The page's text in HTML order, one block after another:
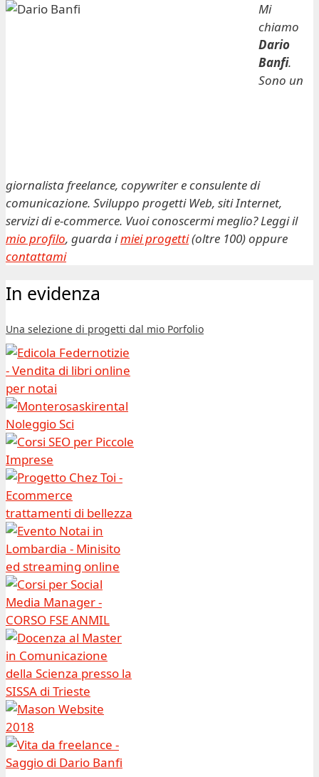
Mi
chiamo
Dario
Banfi.
Sono un
giornalista freelance, copywriter e consulente di
comunicazione. Sviluppo progetti Web, siti Internet,
servizi di e-commerce. Vuoi conoscermi meglio? Leggi il
mio profilo, guarda imiei progetti(oltre 100) oppure
contattami
In evidenza
Una selezione di progetti dal mio Porfolio